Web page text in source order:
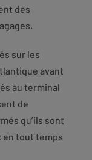
des
sur les
avant
au terminal
de
qu’ils sont
en tout temps